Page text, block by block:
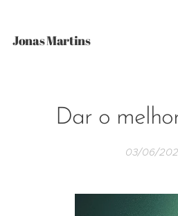
Jonas Martins
Dar o
03/06/